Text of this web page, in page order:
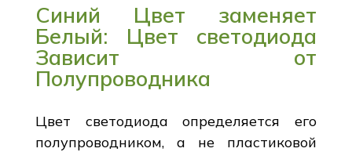
Синий Цвет заменяет
Белый: Цвет светодиода
Зависит от
Полупроводника
Цвет светодиода определяется его
полупроводником, а не пластиковой